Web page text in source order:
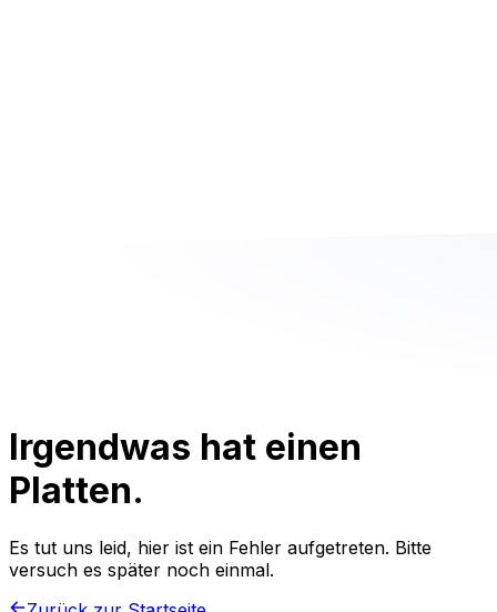
Irgendwas hat einen
Platten.
Es tut uns leid, hier ist ein Fehler aufgetreten. Bitte
versuch es später noch einmal.